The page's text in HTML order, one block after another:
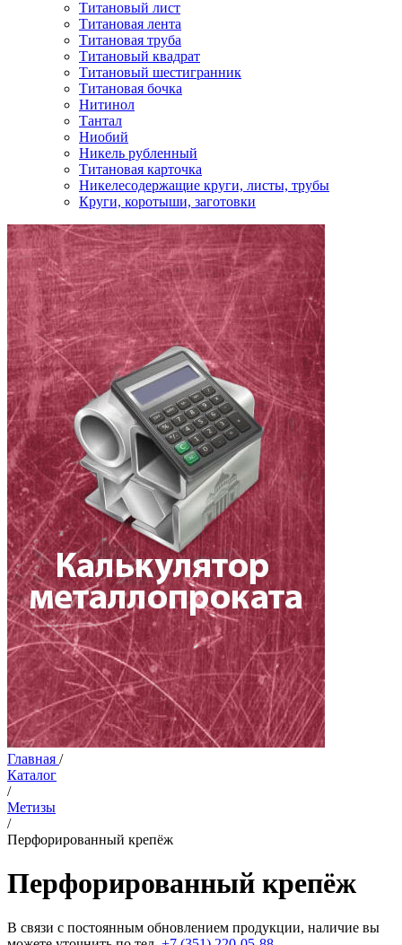
Титановый лист
Титановая лента
Титановая труба
Титановый квадрат
Титановый шестигранник
Титановая бочка
Нитинол
Тантал
Ниобий
Никель рубленный
Титановая карточка
Никелесодержащие круги, листы, трубы
Круги, коротыши, заготовки
Главная /
Каталог
/
Метизы
/
Перфорированный крепёж
Перфорированный крепёж
В связи с постоянным обновлением продукции, наличие вы